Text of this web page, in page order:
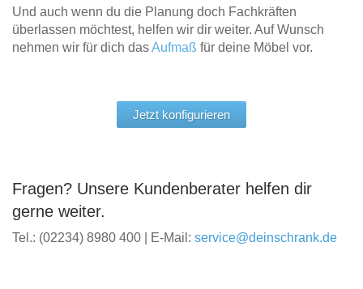
Und auch wenn du die Planung doch Fachkräften
überlassen möchtest, helfen wir dir weiter. Auf Wunsch
nehmen wir für dich dasAufmaß für deine Möbel vor.
Jetzt konfigurieren
Fragen? Unsere Kundenberater helfen dir
gerne weiter.
Tel.: (02234) 8980 400 | E-Mail: service@deinschrank.de